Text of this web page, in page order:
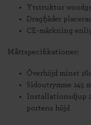
Ytstruktur
Dragfjäder
CE-märkning
Måttspecifikationer:
Överhöjd minst
Sidoutrymme 145
Installationsdjup
portens höjd